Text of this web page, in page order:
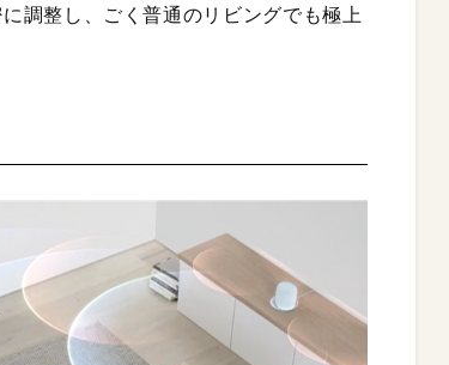
調整し、ごく普通のリビングでも極上